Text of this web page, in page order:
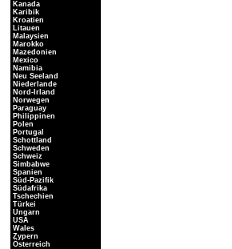
Kanada
Karibik
Kroatien
Litauen
Malaysien
Marokko
Mazedonien
Mexico
Namibia
Neu Seeland
Niederlande
Nord-Irland
Norwegen
Paraguay
Philippinen
Polen
Portugal
Schottland
Schweden
Schweiz
Simbabwe
Spanien
Süd-Pazifik
Südafrika
Tschechien
Türkei
Ungarn
USA
Wales
Zypern
Österreich